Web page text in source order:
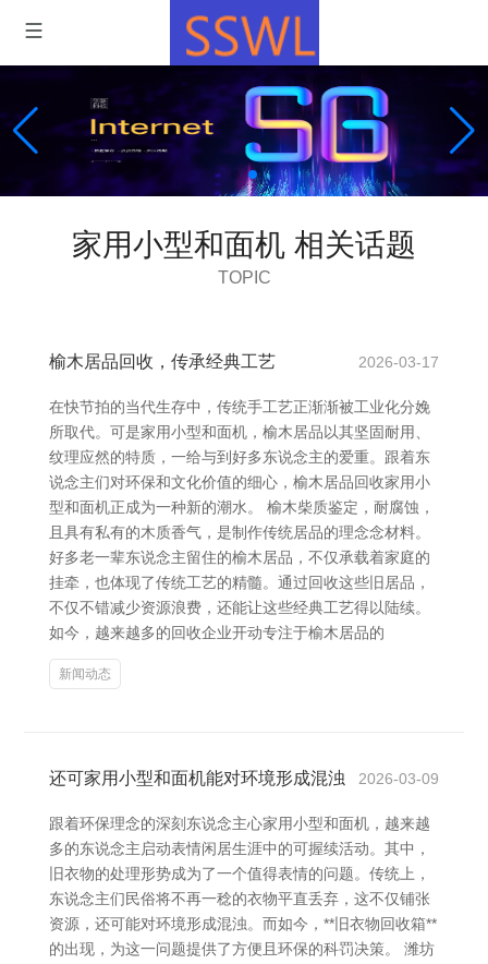
家用小型和面机 相关话题
TOPIC
榆木居品回收，传承经典工艺 2026-03-17
在快节拍的当代生存中，传统手工艺正渐渐被工业化分娩
所取代。可是家用小型和面机，榆木居品以其坚固耐用、
纹理应然的特质，一给与到好多东说念主的爱重。跟着东
说念主们对环保和文化价值的细心，榆木居品回收家用小
型和面机正成为一种新的潮水。 榆木柴质鉴定，耐腐蚀，
且具有私有的木质香气，是制作传统居品的理念念材料。
好多老一辈东说念主留住的榆木居品，不仅承载着家庭的
挂牵，也体现了传统工艺的精髓。通过回收这些旧居品，
不仅不错减少资源浪费，还能让这些经典工艺得以陆续。
如今，越来越多的回收企业开动专注于榆木居品的
新闻动态
还可家用小型和面机能对环境形成混浊 2026-03-09
跟着环保理念的深刻东说念主心家用小型和面机，越来越
多的东说念主启动表情闲居生涯中的可握续活动。其中，
旧衣物的处理形势成为了一个值得表情的问题。传统上，
东说念主们民俗将不再一稔的衣物平直丢弃，这不仅铺张
资源，还可能对环境形成混浊。而如今，**旧衣物回收箱**
的出现，为这一问题提供了方便且环保的科罚决策。 潍坊